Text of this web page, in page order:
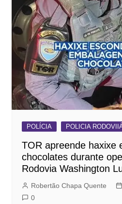
POLÍCIA POLICIA
TOR apreende haxixe
chocolates durante
Rodovia Washington
Robertão Chapa Quente
0